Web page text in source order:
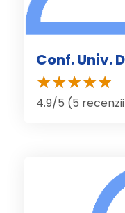
Conf. Univ.
4.9/5 (5